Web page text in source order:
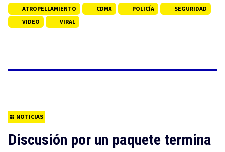
ATROPELLAMIENTO CDMX POLICÍA
SEGURIDAD
VIDEO
VIRAL
NOTICIAS
Discusión por un paquete termina